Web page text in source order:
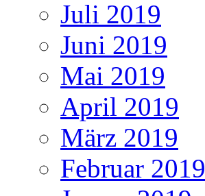
Juli 2019
Juni 2019
Mai 2019
April 2019
März 2019
Februar 2019